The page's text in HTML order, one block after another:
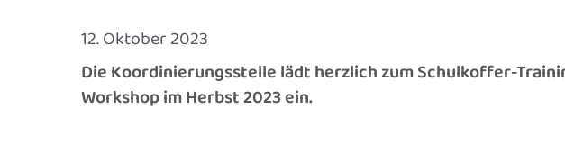
12. Oktober 2023
Die Koordinierungsstelle lädt herzlich zum Schulkoffer-
Workshop im Herbst 2023 ein.